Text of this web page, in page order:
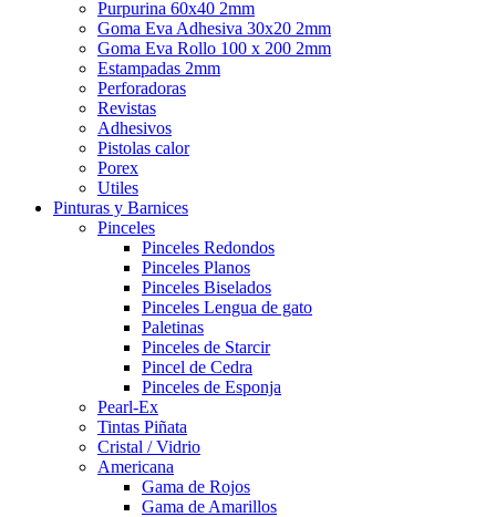
Purpurina 60x40 2mm
Goma Eva Adhesiva 30x20 2mm
Goma Eva Rollo 100 x 200 2mm
Estampadas 2mm
Perforadoras
Revistas
Adhesivos
Pistolas calor
Porex
Utiles
Pinturas y Barnices
Pinceles
Pinceles Redondos
Pinceles Planos
Pinceles Biselados
Pinceles Lengua de gato
Paletinas
Pinceles de Starcir
Pincel de Cedra
Pinceles de Esponja
Pearl-Ex
Tintas Piñata
Cristal / Vidrio
Americana
Gama de Rojos
Gama de Amarillos